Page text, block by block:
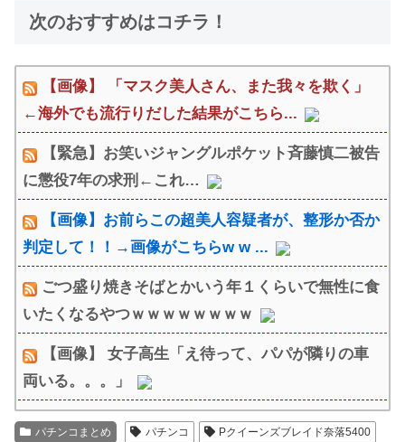
次のおすすめはコチラ！
【画像】 「マスク美人さん、また我々を欺く」
←海外でも流行りだした結果がこちら...
【緊急】お笑いジャングルポケット斉藤慎二被告
に懲役7年の求刑←これ…
【画像】お前らこの超美人容疑者が、整形か否か
判定して！！→画像がこちらw w ...
ごつ盛り焼きそばとかいう年１くらいで無性に食
いたくなるやつｗｗｗｗｗｗｗｗ
【画像】 女子高生「え待って、パパが隣りの車
両いる。。。」
パチンコまとめ パチンコ Pクイーンズブレイド奈落5400